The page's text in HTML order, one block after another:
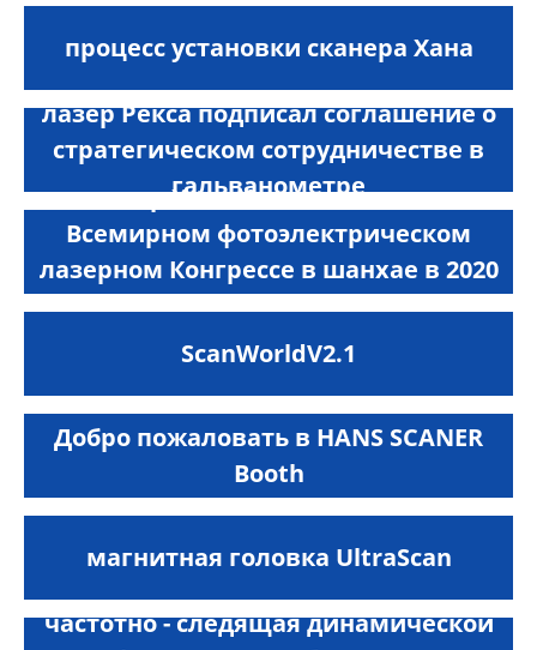
процесс установки сканера Хана
лазер Рекса подписал соглашение о
стратегическом сотрудничестве в
гальванометре
сканер Хань Хань появился на
Всемирном фотоэлектрическом
лазерном Конгрессе в шанхае в 2020
году
ScanWorldV2.1
Добро пожаловать в HANS SCANER
Booth
магнитная головка UltraScan
частотно - следящая динамической